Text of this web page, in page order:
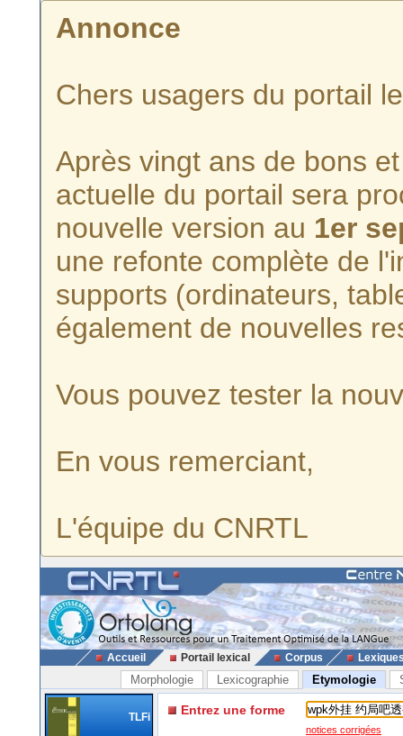
Annonce
Chers usagers du portail
Après vingt ans de bons
actuelle du portail sera
nouvelle version au 1er
une refonte complète de
supports (ordinateurs,
également de nouvelles
Vous pouvez tester la
En vous remerciant,
L'équipe du CNRTL
Accueil Portail lexical Corpus
Morphologie Lexicographie Etymologie
TLFi Entrez une forme
notices corrigées